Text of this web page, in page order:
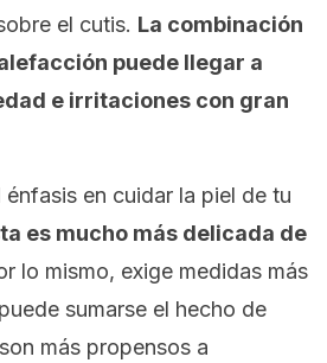
el cutis. La combinación
puede llegar a
e irritaciones con gran
en cuidar la piel de tu
es mucho más delicada de
lo mismo, exige medidas más
sumarse el hecho de
más propensos a